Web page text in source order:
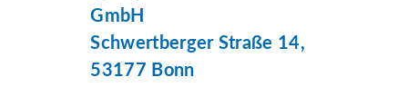
GmbH
Schwertberger Straße 14,
53177 Bonn